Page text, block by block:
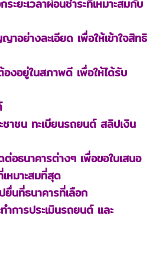
ระยะเวลาผ่อนชำระที่เหมาะสมกับ
อย่างละเอียด เพื่อให้เข้าใจสิทธิ
งอยู่ในสภาพดี เพื่อให้ได้รับ
ชาชน ทะเบียนรถยนต์ สลิปเงิน
อธนาคารต่างๆ เพื่อขอใบเสนอ
เหมาะสมที่สุด
ยื่นที่ธนาคารที่เลือก
การประเมินรถยนต์ และ